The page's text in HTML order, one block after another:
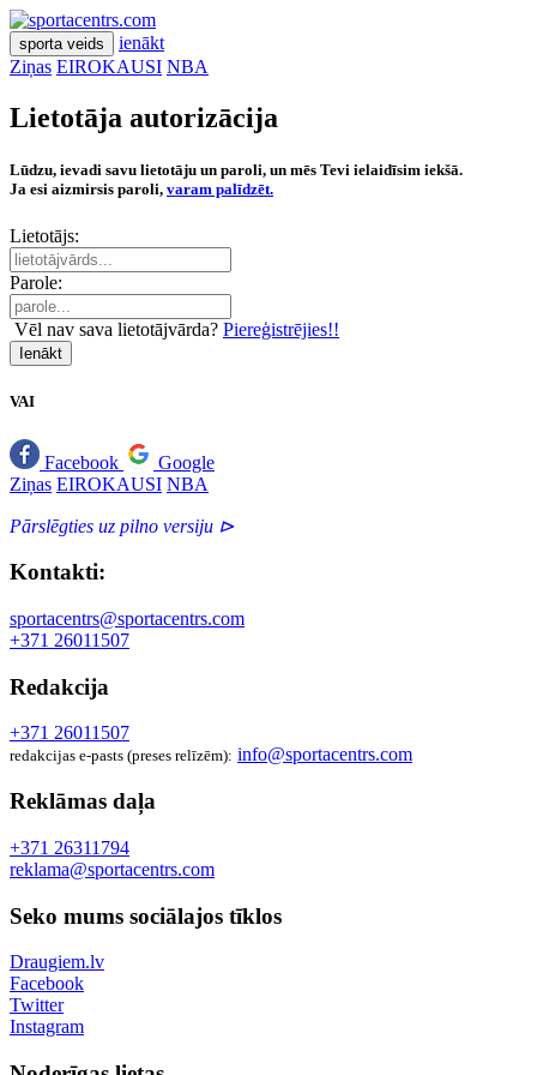
sporta veids
ienākt
Ziņas EIROKAUSI NBA
Lietotāja autorizācija
Lūdzu, ievadi savu lietotāju un paroli, un mēs Tevi ielaidīsim iekšā.
Ja esi aizmirsis paroli, varam palīdzēt.
Lietotājs:
Parole:
Vēl nav sava lietotājvārda? Piereģistrējies!!
Ienākt
VAI
Facebook
Google
Ziņas EIROKAUSI NBA
Pārslēgties uz pilno versiju ⊳
Kontakti:
sportacentrs@sportacentrs.com
+371 26011507
Redakcija
+371 26011507
redakcijas e-pasts (preses relīzēm): info@sportacentrs.com
Reklāmas daļa
+371 26311794
reklama@sportacentrs.com
Seko mums sociālajos tīklos
Draugiem.lv
Facebook
Twitter
Instagram